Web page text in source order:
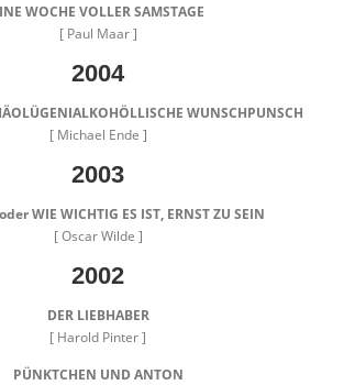
WOCHE VOLLER SAMSTAGE
[ Paul Maar ]
2004
WUNSCHPUNSCH
[ Michael Ende ]
2003
WIE WICHTIG ES IST, ERNST ZU SEIN
[ Oscar Wilde ]
2002
DER LIEBHABER
[ Harold Pinter ]
PÜNKTCHEN UND ANTON